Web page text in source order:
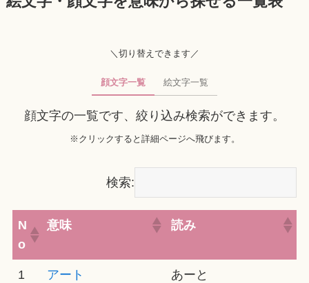
＼切り替えできます／
顔文字一覧 絵文字一覧
顔文字の一覧です、絞り込み検索ができます。
※クリックすると詳細ページへ飛びます。
検索:
N
o
意味 読み
1 アート あーと